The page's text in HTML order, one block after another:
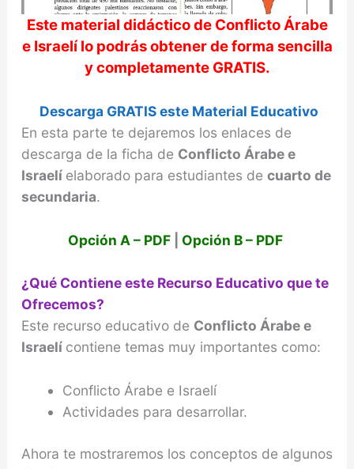
Este material didáctico de Conflicto Árabe
e Israelílo podrás obtener de forma sencilla
y completamente GRATIS.
Descarga GRATIS este Material Educativo
En esta parte te dejaremos los enlaces de
descarga de la ficha de Conflicto Árabe e
Israelí elaborado para estudiantes de cuarto de
secundaria.
Opción A – PDF Opción B – PDF
¿Qué Contiene este Recurso Educativo que te
Ofrecemos?
Este recurso educativo de Conflicto Árabe e
Israelí contiene temas muy importantes como:
Conflicto Árabe e Israelí
Actividades para desarrollar.
Ahora te mostraremos los conceptos de algunos